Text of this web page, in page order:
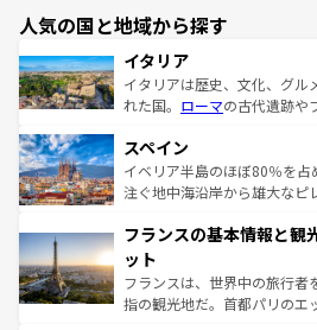
人気の国と地域から探す
イタリア
イタリアは歴史、文化、グル
れた国。 ローマの古代遺跡や
ろん、トスカーナの美しい田
景など、自然景観も見逃せな
ピザやパスタなど、絶品のイ
ませてくれるイタリアで、忘
なお、新着のイタリア情報は
しい。
スペイン
イベリア半島のほぼ80％を
注ぐ地中海沿岸から雄大なピ
文化が根付くこの国では、情
れる闘牛、そして美味しいタ
る。首都マドリードの洗練さ
アートに溢れた街角から、地
フランスの基本情報と観
ット
フランスは、世界中の旅行者
指の観光地だ。首都パリのエ